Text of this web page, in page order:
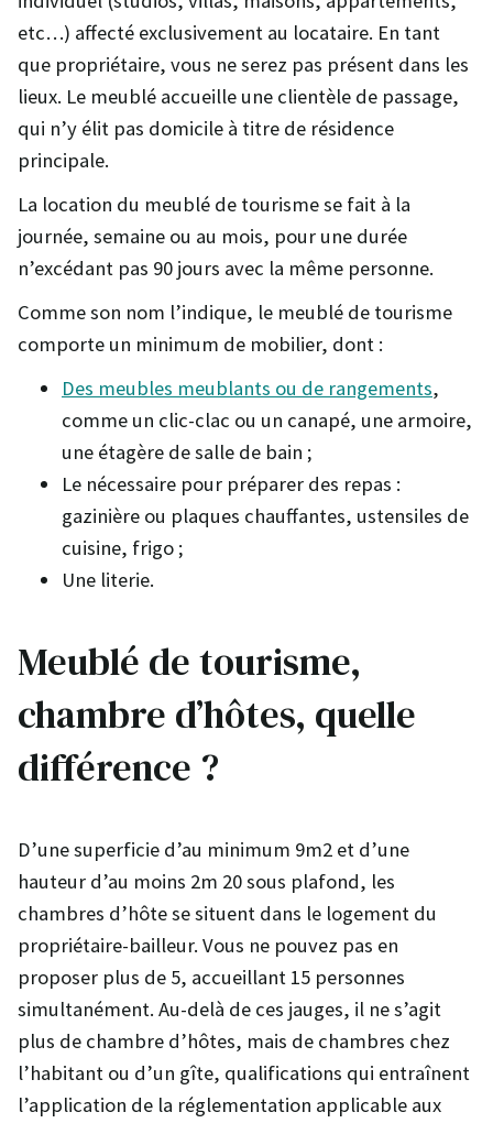
etc…) affecté exclusivement au locataire. En tant
que propriétaire, vous ne serez pas présent dans les
lieux. Le meublé accueille une clientèle de passage,
qui n’y élit pas domicile à titre de résidence
principale.
La location du meublé de tourisme se fait à la
journée, semaine ou au mois, pour une durée
n’excédant pas 90 jours avec la même personne.
Comme son nom l’indique, le meublé de tourisme
comporte un minimum de mobilier, dont :
Des meubles meublants ou de rangements,
comme un clic-clac ou un canapé, une armoire,
une étagère de salle de bain ;
Le nécessaire pour préparer des repas :
gazinière ou plaques chauffantes, ustensiles de
cuisine, frigo ;
Une literie.
Meublé de tourisme,
chambre d’hôtes, quelle
différence ?
D’une superficie d’au minimum 9m2 et d’une
hauteur d’au moins 2m 20 sous plafond, les
chambres d’hôte se situent dans le logement du
propriétaire-bailleur. Vous ne pouvez pas en
proposer plus de 5, accueillant 15 personnes
simultanément. Au-delà de ces jauges, il ne s’agit
plus de chambre d’hôtes, mais de chambres chez
l’habitant ou d’un gîte, qualifications qui entraînent
l’application de la réglementation applicable aux